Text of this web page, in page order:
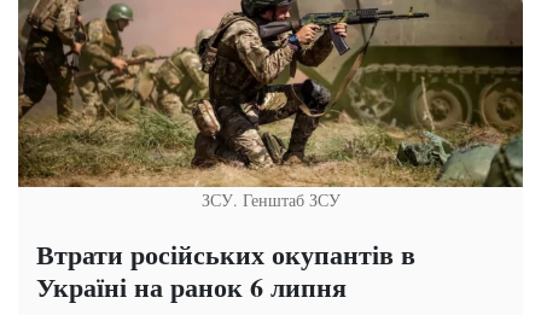
ЗСУ. Генштаб ЗСУ
Втрати російських окупантів в
Україні на ранок 6 липня